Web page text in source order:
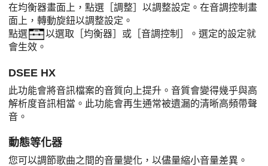
在均衡器畫面上，點選［調整］以調整設定。在音調控制畫
面上，轉動旋鈕以調整設定。
點選
以選取［均衡器］或［音調控制］。選定的設定就
會生效。
DSEE HX
此功能會將音訊檔案的音質向上提升。音質會變得幾乎與高
解析度音訊相當。此功能會再生通常被遺漏的清晰高頻帶聲
音。
動態等化器
您可以調節歌曲之間的音量變化，以儘量縮小音量差異。